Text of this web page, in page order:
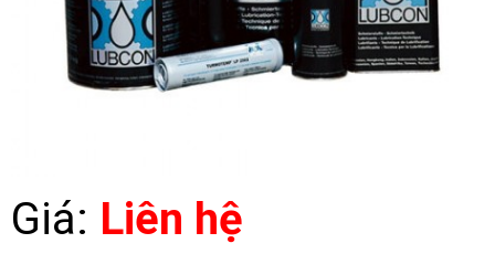
Giá: Liên hệ